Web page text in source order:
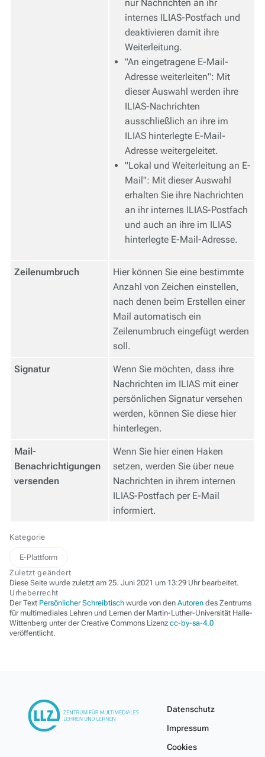
nur Nachrichten an ihr
internes ILIAS-Postfach und
deaktivieren damit ihre
Weiterleitung.
"An eingetragene E-Mail-
Adresse weiterleiten": Mit
dieser Auswahl werden ihre
ILIAS-Nachrichten
ausschließlich an ihre im
ILIAS hinterlegte E-Mail-
Adresse weitergeleitet.
"Lokal und Weiterleitung an E-
Mail": Mit dieser Auswahl
erhalten Sie ihre Nachrichten
an ihr internes ILIAS-Postfach
und auch an ihre im ILIAS
hinterlegte E-Mail-Adresse.
Zeilenumbruch
Hier können Sie eine bestimmte
Anzahl von Zeichen einstellen,
nach denen beim Erstellen einer
Mail automatisch ein
Zeilenumbruch eingefügt werden
soll.
Signatur
Wenn Sie möchten, dass ihre
Nachrichten im ILIAS mit einer
persönlichen Signatur versehen
werden, können Sie diese hier
hinterlegen.
Mail-
Benachrichtigungen
versenden
Wenn Sie hier einen Haken
setzen, werden Sie über neue
Nachrichten in ihrem internen
ILIAS-Postfach per E-Mail
informiert.
Kategorie
E-Plattform
Zuletzt geändert
Diese Seite wurde zuletzt am 25. Juni 2021 um 13:29 Uhr bearbeitet.
Urheberrecht
Der Text Persönlicher Schreibtisch wurde von den Autoren des Zentrums
für multimediales Lehren und Lernen der Martin-Luther-Universität Halle-
Wittenberg unter der Creative Commons Lizenz cc-by-sa-4.0
veröffentlicht.
Datenschutz
Impressum
Cookies